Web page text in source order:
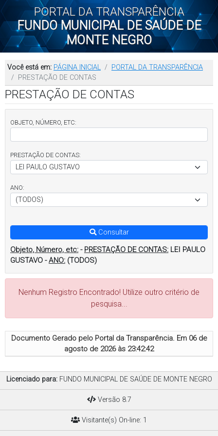
PORTAL DA TRANSPARÊNCIA
FUNDO MUNICIPAL DE SAÚDE DE
MONTE NEGRO
Você está em: PÁGINA INICIAL
PORTAL DA TRANSPARÊNCIA
PRESTAÇÃO DE CONTAS
PRESTAÇÃO DE CONTAS
OBJETO, NÚMERO, ETC:
PRESTAÇÃO DE CONTAS:
ANO:
Consultar
Objeto, Número, etc: - PRESTAÇÃO DE CONTAS: LEI PAULO
GUSTAVO -ANO: (TODOS)
Nenhum Registro Encontrado! Utilize outro critério de
pesquisa...
Documento Gerado pelo Portal da Transparência. Em 06 de
agosto de 2026 às 23:42:42
Licenciado para:FUNDO MUNICIPAL DE SAÚDE DE MONTE NEGRO
Versão 8.7
Visitante(s) On-line: 1